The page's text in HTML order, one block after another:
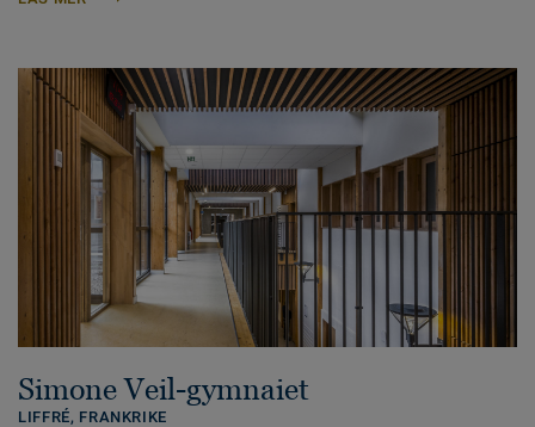
Simone Veil-gymnaiet
LIFFRÉ, FRANKRIKE